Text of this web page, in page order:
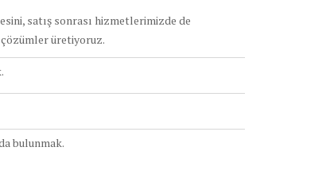
satış sonrası hizmetlerimizde de
üretiyoruz.
bulunmak.